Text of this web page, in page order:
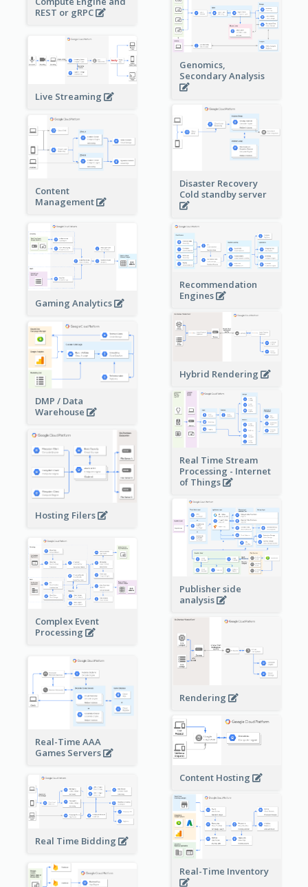
REST or gRPC
Genomics,
Secondary Analysis
Live Streaming
Disaster Recovery
Cold standby server
Content
Management
Gaming Analytics
Recommendation
Engines
Hybrid Rendering
DMP / Data
Warehouse
Real Time Stream
Processing - Internet
of Things
Hosting Filers
Publisher side
analysis
Complex Event
Processing
Rendering
Real-Time AAA
Games Servers
Content Hosting
Real Time Bidding
Real-Time Inventory